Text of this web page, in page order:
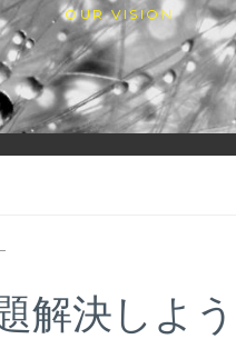
OUR VISION
解決しよう